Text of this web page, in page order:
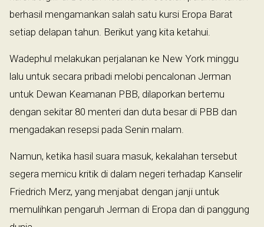
berhasil mengamankan salah satu kursi Eropa Barat
setiap delapan tahun. Berikut yang kita ketahui.
Wadephul melakukan perjalanan ke New York minggu
lalu untuk secara pribadi melobi pencalonan Jerman
untuk Dewan Keamanan PBB, dilaporkan bertemu
dengan sekitar 80 menteri dan duta besar di PBB dan
mengadakan resepsi pada Senin malam.
Namun, ketika hasil suara masuk, kekalahan tersebut
segera memicu kritik di dalam negeri terhadap Kanselir
Friedrich Merz, yang menjabat dengan janji untuk
memulihkan pengaruh Jerman di Eropa dan di panggung